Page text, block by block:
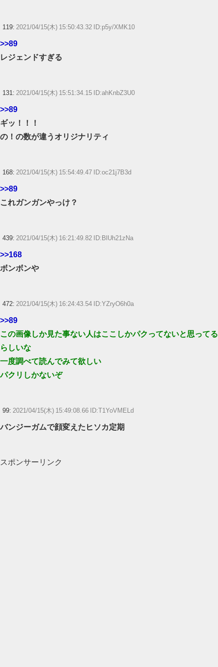
119: 2021/04/15(木) 15:50:43.32 ID:p5y/XMK10
>>89
レジェンドすぎる
131: 2021/04/15(木) 15:51:34.15 ID:ahKnbZ3U0
>>89
ギッ！！！
の！の数が違うオリジナリティ
168: 2021/04/15(木) 15:54:49.47 ID:oc21j7B3d
>>89
これガンガンやっけ？
439: 2021/04/15(木) 16:21:49.82 ID:BlUh21zNa
>>168
ボンボンや
472: 2021/04/15(木) 16:24:43.54 ID:YZryO6h0a
>>89
この画像しか見た事ない人はここしかパクってないと思ってる
らしいな
一度調べて読んでみて欲しい
パクリしかないぞ
99: 2021/04/15(木) 15:49:08.66 ID:T1YoVMELd
バンジーガムで顔変えたヒソカ定期
スポンサーリンク